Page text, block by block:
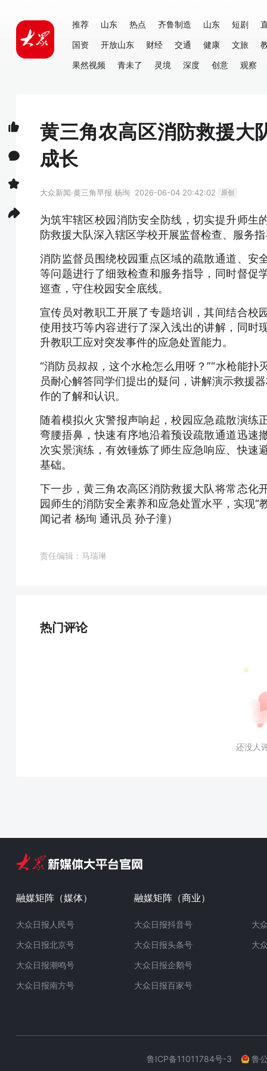
推荐 山东 热点 齐鲁制造 山东 短剧
国资
开放山东 财经 交通 健康 文旅
果然视频
青未了 灵境 深度 创意 观察
黄三角农高区消防救援大
成长
大众新闻·黄三角早报 杨珣 2026-06-04 20:42:02 原创
为筑牢辖区校园消防安全防线，切实提升师生
防救援大队深入辖区学校开展监督检查、服务
消防监督员围绕校园重点区域的疏散通道、安
等问题进行了细致检查和服务指导，同时督促
巡查，守住校园安全底线。
宣传员对教职工开展了专题培训，其间结合校
使用技巧等内容进行了深入浅出的讲解，同时
升教职工应对突发事件的应急处置能力。
“消防员叔叔，这个水枪怎么用呀？”“水枪能扑
员耐心解答同学们提出的疑问，讲解演示救援
作的了解和认识。
随着模拟火灾警报声响起，校园应急疏散演练
弯腰捂鼻，快速有序地沿着预设疏散通道迅速
次实景演练，有效锤炼了师生应急响应、快速
基础。
下一步，黄三角农高区消防救援大队将常态化
园师生的消防安全素养和应急处置水平，实现
闻记者 杨珣 通讯员 孙子潼）
责任编辑：马瑞琳
热门评论
还没人
融媒矩阵（媒体）
大众日报人民号
大众日报北京号
大众日报潮鸣号
大众日报南方号
融媒矩阵（商业）
大众日报抖音号
大众日报头条号
大众日报企鹅号
大众日报百家号
大
大
鲁ICP备11011784号-3 鲁